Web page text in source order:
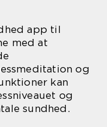
app til
med at
og
kan
og
sundhed.